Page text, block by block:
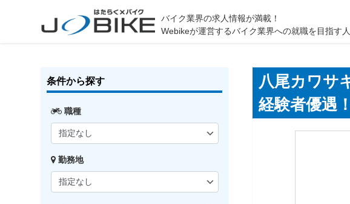
バイク業界の求人情報が満載！
Webikeが運営するバイク業界への就職を目指す
八尾カワサ
経験者優遇
条件から探す
職種
勤務地